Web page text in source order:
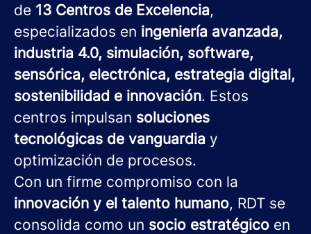
de 13 Centros de Excelencia,
especializados en ingeniería avanzada,
industria 4.0, simulación, software,
sensórica, electrónica, estrategia digital,
sostenibilidad e innovación. Estos
centros impulsan soluciones
tecnológicas de vanguardia y
optimización de procesos.
Con un firme compromiso con la
innovación y el talento humano, RDT se
consolida como un socio estratégico en